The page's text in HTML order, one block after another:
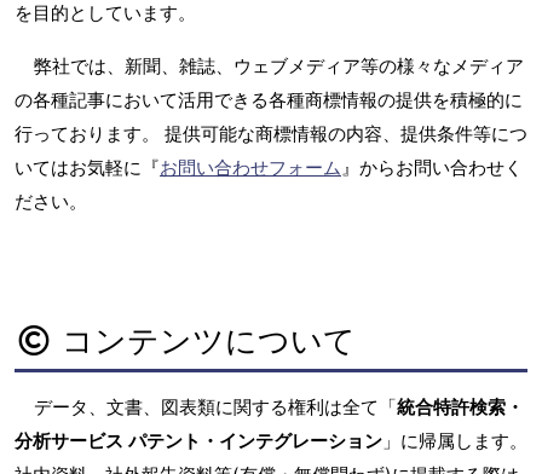
を目的としています。
弊社では、新聞、雑誌、ウェブメディア等の様々なメディア
の各種記事において活用できる各種商標情報の提供を積極的に
行っております。 提供可能な商標情報の内容、提供条件等につ
いてはお気軽に『お問い合わせフォーム』からお問い合わせく
ださい。
コンテンツについて
データ、文書、図表類に関する権利は全て「統合特許検索・
分析サービス パテント・インテグレーション 」に帰属します。